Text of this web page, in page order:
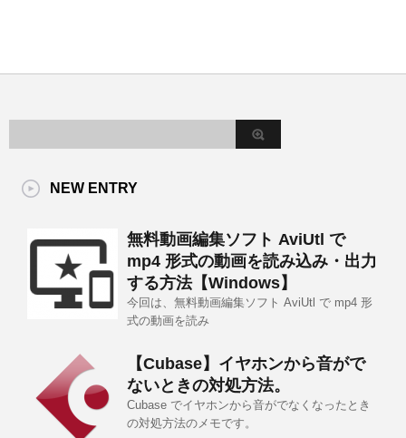
NEW ENTRY
無料動画編集ソフト AviUtl で
mp4 形式の動画を読み込み・出力
する方法【Windows】
今回は、無料動画編集ソフト AviUtl で mp4 形
式の動画を読み
【Cubase】イヤホンから音がで
ないときの対処方法。
Cubase でイヤホンから音がでなくなったとき
の対処方法のメモです。